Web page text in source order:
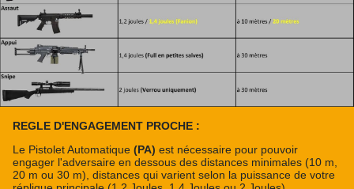
REGLE D'ENGAGEMENT PROCHE :
Le Pistolet Automatique (PA) est nécessaire pour pouvoir
engager l'adversaire en dessous des distances minimales (10 m,
20 m ou 30 m), distances qui varient selon la puissance de votre